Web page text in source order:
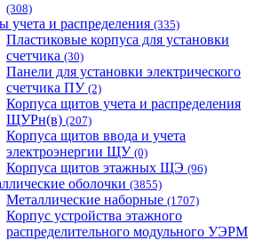
(308)
учета и распределения (335)
Пластиковые корпуса для установки
счетчика (30)
Панели для установки электрического
счетчика ПУ (2)
Корпуса щитов учета и распределения
ЩУРн(в) (207)
Корпуса щитов ввода и учета
электроэнергии ЩУ (0)
Корпуса щитов этажных ЩЭ (96)
оболочки (3855)
Металлические наборные (1707)
Корпус устройства этажного
распределительного модульного УЭРМ